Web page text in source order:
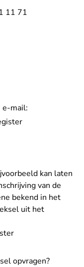
11 71
e-mail:
- U verlaat
kan laten
van de
bekend in het
uit het
opvragen?